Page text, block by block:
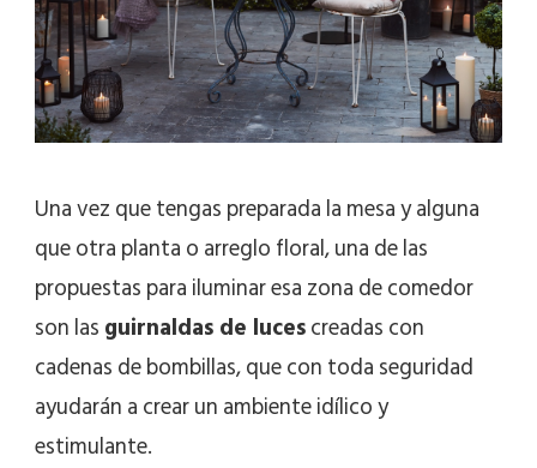
Una vez que tengas preparada la mesa y alguna
que otra planta o arreglo floral, una de las
propuestas para iluminar esa zona de comedor
son lasguirnaldas de lucescreadas con
cadenas de bombillas, que con toda seguridad
ayudarán a crear un ambiente idílico y
estimulante.